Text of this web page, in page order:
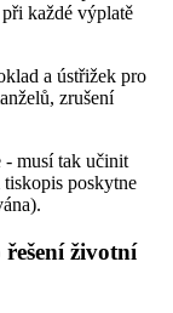
každé výplatě
a ústřižek pro
zrušení
- musí tak učinit
tiskopis poskytne
životní